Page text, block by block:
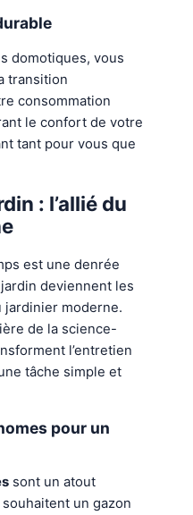
domotiques, vous
transition
consommation
le confort de votre
tant pour vous que
: l’allié du
est une denrée
deviennent les
jardinier moderne.
de la science-
l’entretien
tâche simple et
pour un
sont un atout
un gazon